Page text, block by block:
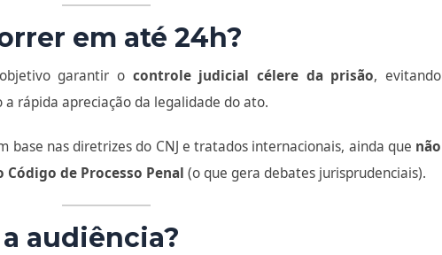
em até 24h?
garantir o controle judicial célere da prisão, evitando
rápida apreciação da legalidade do ato.
base nas diretrizes do CNJ e tratados internacionais, ainda que não
de Processo Penal (o que gera debates jurisprudenciais).
audiência?